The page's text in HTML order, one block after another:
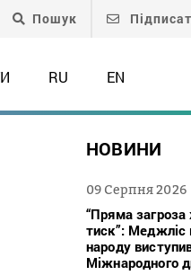
Пошук
RU EN
НОВИНИ
09 Серпня 2026
“Пряма
тиск”: Меджліс
народу
Міжнародного